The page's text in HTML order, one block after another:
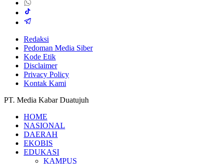
Redaksi
Pedoman Media Siber
Kode Etik
Disclaimer
Privacy Policy
Kontak Kami
PT. Media Kabar Duatujuh
HOME
NASIONAL
DAERAH
EKOBIS
EDUKASI
KAMPUS